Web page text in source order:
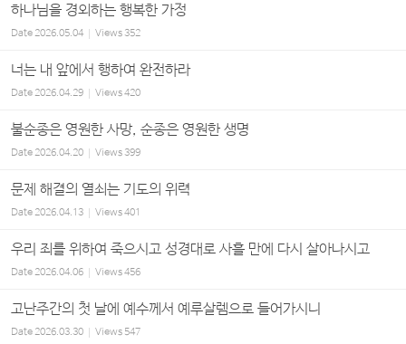
하나님을 경외하는 행복한 가정
Date2026.05.04 Views352
너는 내 앞에서 행하여 완전하라
Date2026.04.29 Views420
불순종은 영원한 사망, 순종은 영원한 생명
Date2026.04.20 Views399
문제 해결의 열쇠는 기도의 위력
Date2026.04.13 Views401
우리 죄를 위하여 죽으시고 성경대로 사흘 만에 다시 살아나시고
Date2026.04.06 Views456
고난주간의 첫 날에 예수께서 예루살렘으로 들어가시니
Date2026.03.30 Views 547